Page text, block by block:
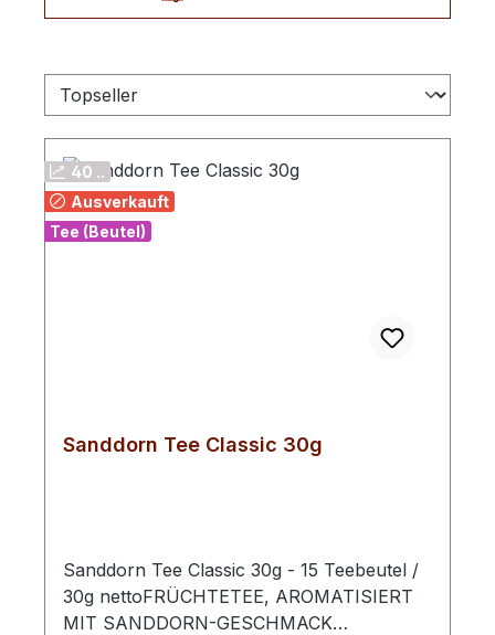
40 ..
Ausverkauft
Tee (Beutel)
Sanddorn Tee Classic 30g
Sanddorn Tee Classic 30g - 15 Teebeutel /
30g nettoFRÜCHTETEE, AROMATISIERT
MIT SANDDORN-GESCHMACK